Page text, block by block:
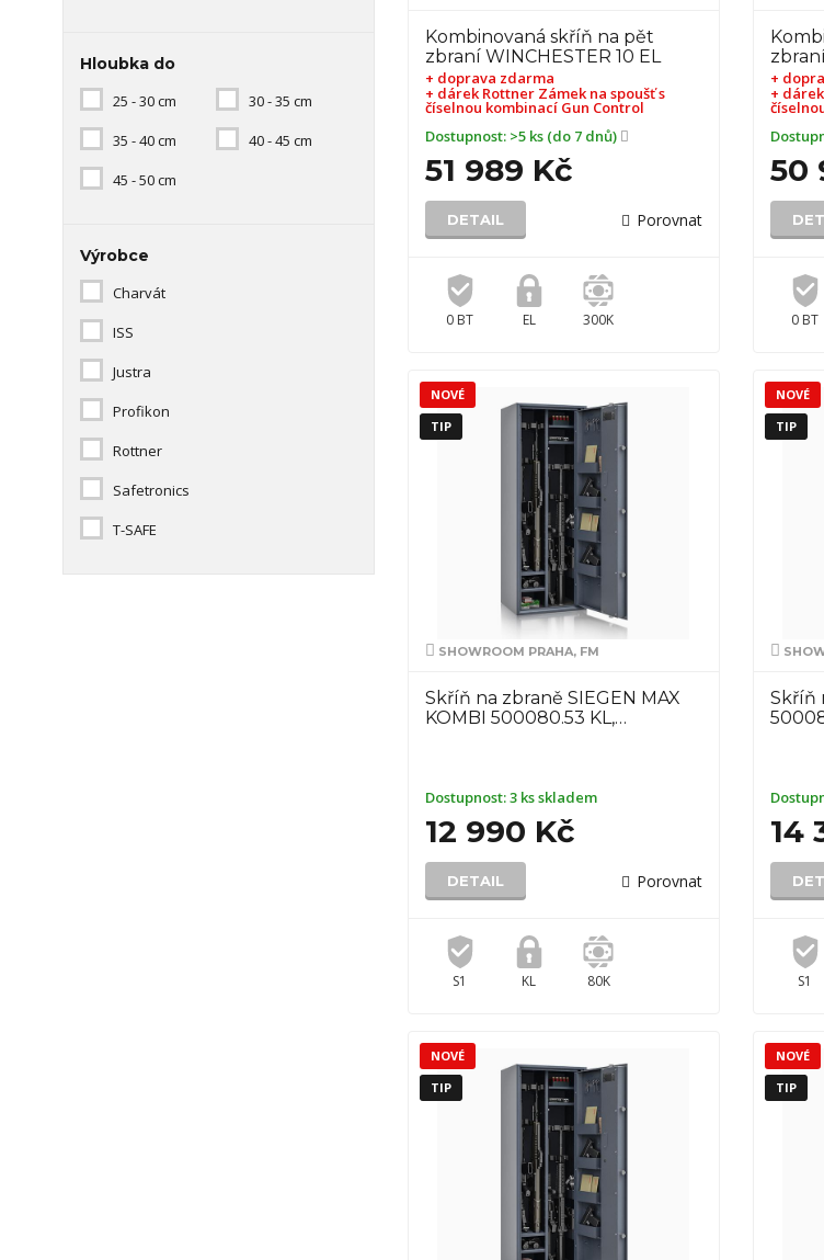
Hloubka do
25 - 30 cm
30 - 35 cm
35 - 40 cm
40 - 45 cm
45 - 50 cm
Výrobce
Charvát
ISS
Justra
Profikon
Rottner
Safetronics
T-SAFE
Kombinovaná skříň na pět
zbraní WINCHESTER 10 EL
+ doprava zdarma
+ dárekRottner Zámek na spoušť s
číselnou kombinací Gun Control
Dostupnost: >5 ks (do 7 dnů)
51 989 Kč
DETAIL Porovnat
0 BT EL 300K
+
+ dárek
50
0 BT
SHOWROOM PRAHA, FM
Skříň na zbraně SIEGEN MAX
KOMBI 500080.53 KL,…
Dostupnost:3 ks skladem
12 990 Kč
DETAIL Porovnat
S1 KL 80K
NOVÉ
TIP
Skříň
14
S1
NOVÉ
TIP
NOVÉ
TIP
NOVÉ
TIP